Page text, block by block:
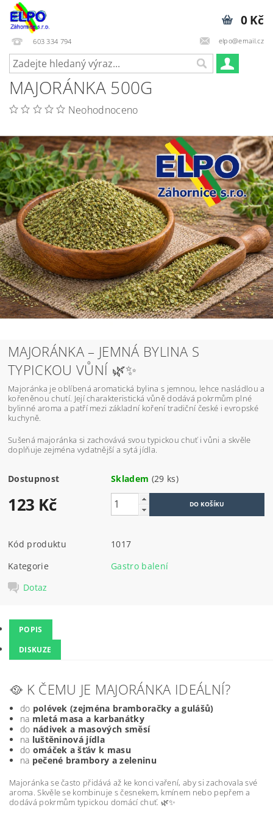
603 334 794 elpo@email.cz
0 Kč
MAJORÁNKA 500G
Neohodnoceno
MAJORÁNKA – JEMNÁ BYLINA S
TYPICKOU VŮNÍ 🌿✨
Majoránka je oblíbená aromatická bylina s jemnou, lehce nasládlou a
kořeněnou chutí. Její charakteristická vůně dodává pokrmům plné
bylinné aroma a patří mezi základní koření tradiční české i evropské
kuchyně.
Sušená majoránka si zachovává svou typickou chuť i vůni a skvěle
doplňuje zejména vydatnější a sytá jídla.
Dostupnost Skladem (29 ks)
123 Kč
Kód produktu
1017
Kategorie
Gastro balení
Dotaz
POPIS
DISKUZE
🥘 K ČEMU JE MAJORÁNKA IDEÁLNÍ?
do polévek (zejména bramboračky a gulášů)
na mletá masa a karbanátky
do nádivek a masových směsí
na luštěninová jídla
do omáček a šťáv k masu
na pečené brambory a zeleninu
Majoránka se často přidává až ke konci vaření, aby si zachovala své
aroma. Skvěle se kombinuje s česnekem, kmínem nebo pepřem a
dodává pokrmům typickou domácí chuť. 🌿✨